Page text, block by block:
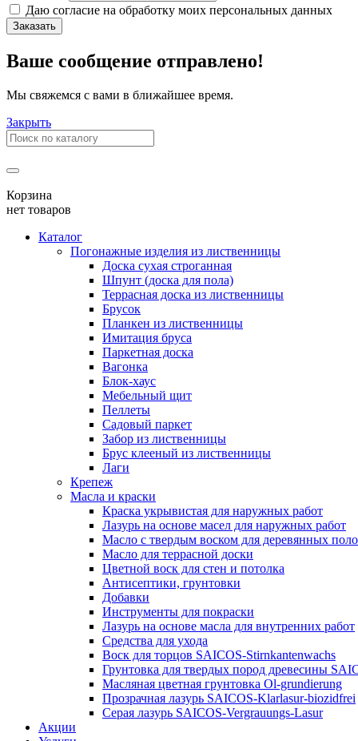
Даю согласие на обработку моих персональных данных
Заказать
Ваше сообщение отправлено!
Мы свяжемся с вами в ближайшее время.
Закрыть
Корзина
нет товаров
Каталог
Погонажные изделия из лиственницы
Доска сухая строганная
Шпунт (доска для пола)
Террасная доска из лиственницы
Брусок
Планкен из лиственницы
Имитация бруса
Паркетная доска
Вагонка
Блок-хаус
Мебельный щит
Пеллеты
Садовый паркет
Забор из лиственницы
Брус клееный из лиственницы
Лаги
Крепеж
Масла и краски
Краска укрывистая для наружных работ
Лазурь на основе масел для наружных работ
Масло с твердым воском для деревянных
Масло для террасной доски
Цветной воск для стен и потолка
Антисептики, грунтовки
Добавки
Инструменты для покраски
Лазурь на основе масла для внутренних работ
Средства для ухода
Воск для торцов SAICOS-Stirnkantenwachs
Грунтовка для твердых пород древесины
Масляная цветная грунтовка Ol-grundierung
Прозрачная лазурь SAICOS-Klarlasur-biozidfrei
Серая лазурь SAICOS-Vergrauungs-Lasur
Акции